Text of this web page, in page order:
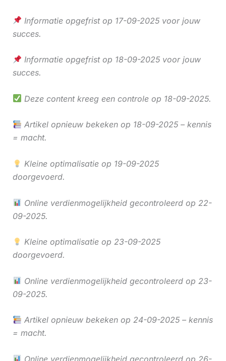
Informatie opgefrist op 17-09-2025 voor jouw
succes.
Informatie opgefrist op 18-09-2025 voor jouw
succes.
Deze content kreeg een controle op 18-09-2025.
Artikel opnieuw bekeken op 18-09-2025 – kennis
= macht.
Kleine optimalisatie op 19-09-2025
doorgevoerd.
Online verdienmogelijkheid gecontroleerd op 22-
09-2025.
Kleine optimalisatie op 23-09-2025
doorgevoerd.
Online verdienmogelijkheid gecontroleerd op 23-
09-2025.
Artikel opnieuw bekeken op 24-09-2025 – kennis
= macht.
Online verdienmogelijkheid gecontroleerd op 26-